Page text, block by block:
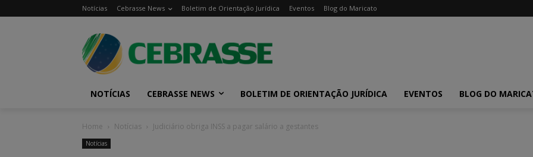
Notícias Cebrasse News Boletim de Orientação Jurídica Eventos Blog do Maricato
NOTÍCIAS CEBRASSE NEWS BOLETIM DE ORIENTAÇÃO JURÍDICA EVENTOS BLOG DO
Home Notícias Judiciário obriga INSS a pagar salário a gestantes
Notícias